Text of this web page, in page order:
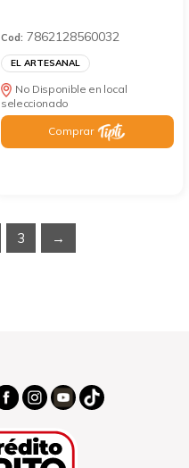
Cod: 7862128560032
EL ARTESANAL
No Disponible en local
seleccionado
Comprar
3 →